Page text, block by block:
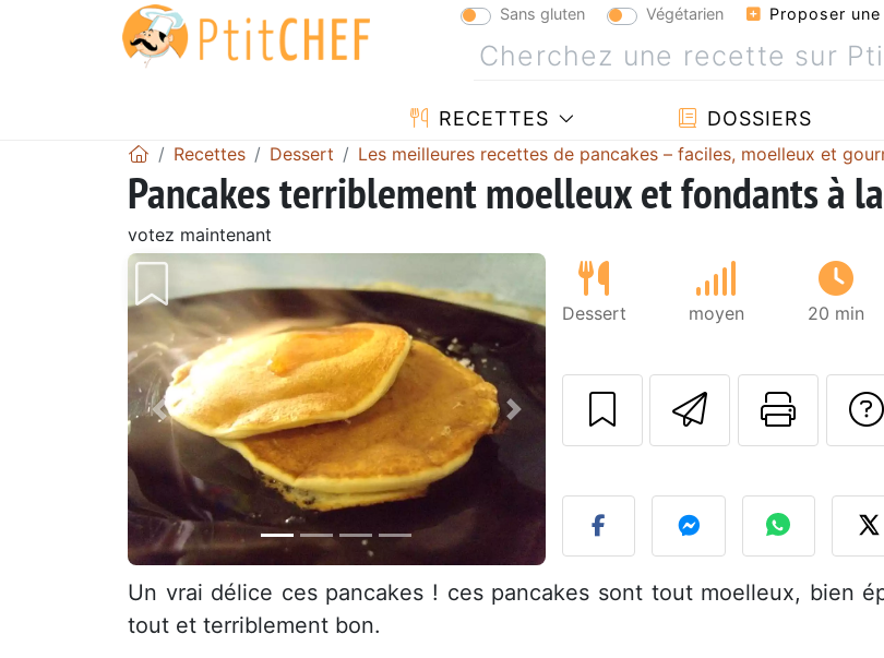
Sans gluten Végétarien Proposer
RECETTES DOSSIERS
Recettes Dessert Les meilleures recettes de pancakes – faciles, moelleux et
Pancakes terriblement moelleux et fondants à
votez maintenant
Précédent Suivant
Dessert moyen 20 min
Envoyer
Un vrai délice ces pancakes ! ces pancakes sont tout moelleux, bien
tout et terriblement bon.